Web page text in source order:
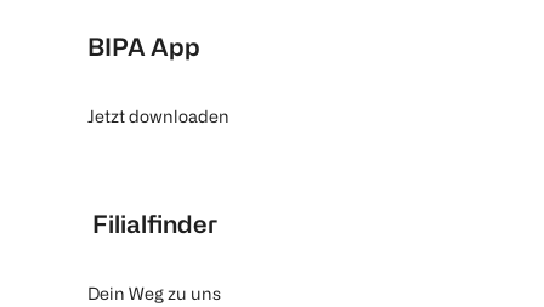
BIPA App
Jetzt downloaden
Filialfinder
Dein Weg zu uns